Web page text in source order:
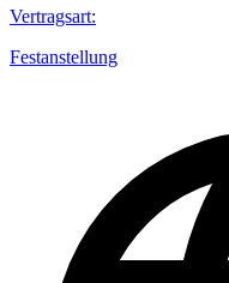
Vertragsart:
Festanstellung